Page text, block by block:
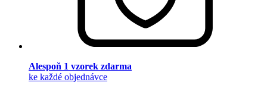
Alespoň 1 vzorek zdarma
ke každé objednávce